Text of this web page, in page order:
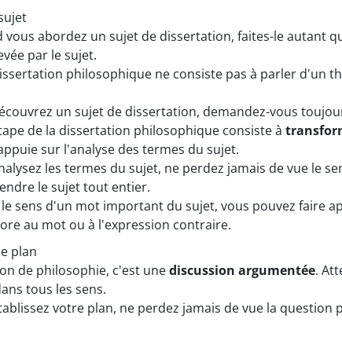
abordez un sujet de dissertation, faites-le autant
par le sujet.
philosophique ne consiste pas à parler d'un
un sujet de dissertation, demandez-vous
de la dissertation philosophique consiste à
sur l'analyse des termes du sujet.
les termes du sujet, ne perdez jamais de vue le
le sujet tout entier.
sens d'un mot important du sujet, vous pouvez faire
au mot ou à l'expression contraire.
plan
de philosophie, c'est unediscussion argumentée.
tous les sens.
votre plan, ne perdez jamais de vue la